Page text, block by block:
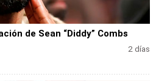
de Sean “Diddy” Combs
2 días